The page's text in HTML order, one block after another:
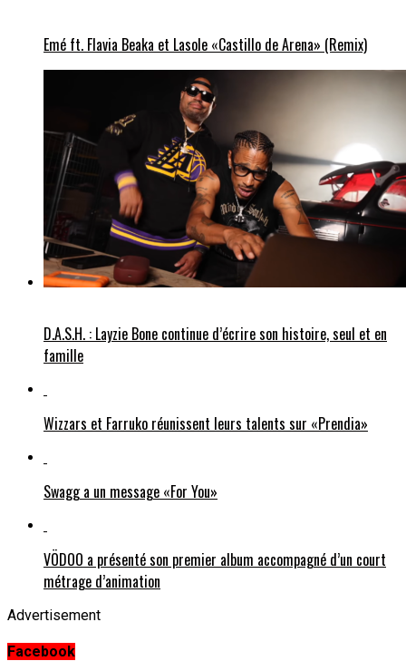
Emé ft. Flavia Beaka et Lasole «Castillo de Arena» (Remix)
D.A.S.H. : Layzie Bone continue d’écrire son histoire, seul et en
famille
Wizzars et Farruko réunissent leurs talents sur «Prendia»
Swagg a un message «For You»
VÖDOO a présenté son premier album accompagné d’un court
métrage d’animation
Advertisement
Facebook